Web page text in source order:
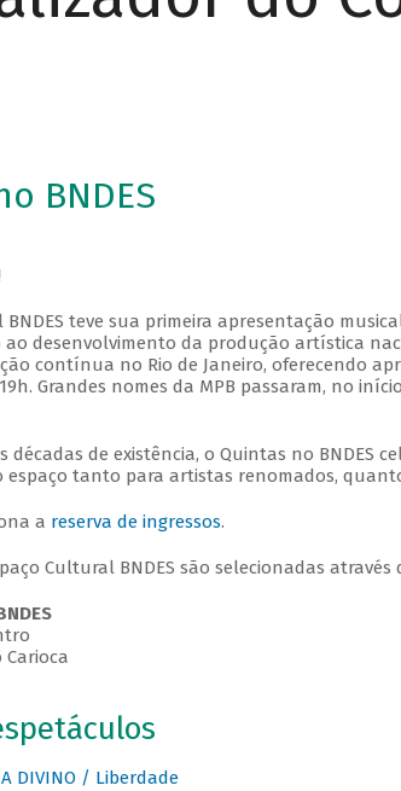
BNDES
BNDES teve sua primeira apresentação
desenvolvimento da produção artística
contínua no Rio de Janeiro, oferecendo
Grandes nomes da MPB passaram, no
décadas de existência, o Quintas no BNDES
espaço tanto para artistas renomados,
a reserva de ingressos.
Cultural BNDES são selecionadas
DIVINO / Liberdade